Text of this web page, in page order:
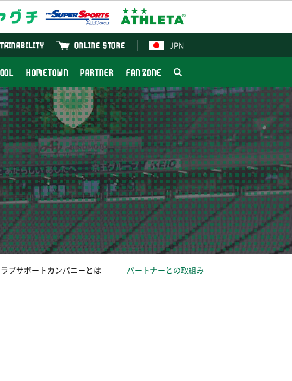
JPN
ONLINE STORE
HOMETOWN PARTNER FAN ZONE
ブサポートカンパニーとは パートナーとの取組み